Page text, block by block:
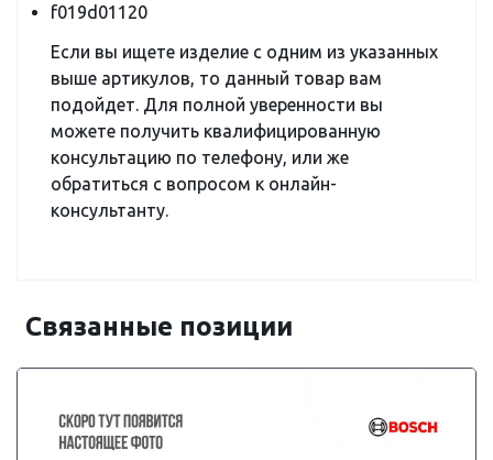
f019d01120
Если вы ищете изделие с одним из указанных
выше артикулов, то данный товар вам
подойдет. Для полной уверенности вы
можете получить квалифицированную
консультацию по телефону, или же
обратиться с вопросом к онлайн-
консультанту.
Связанные позиции